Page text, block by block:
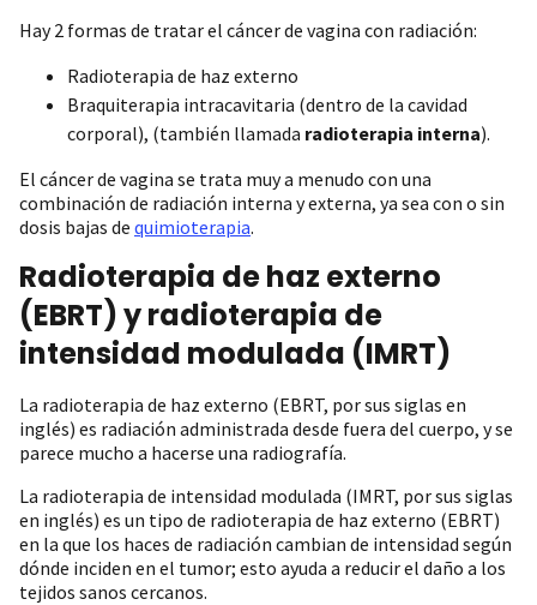
Hay 2 formas de tratar el cáncer de vagina con radiación:
Radioterapia de haz externo
Braquiterapia intracavitaria (dentro de la cavidad
corporal), (también llamada radioterapia interna).
El cáncer de vagina se trata muy a menudo con una
combinación de radiación interna y externa, ya sea con o sin
dosis bajas de quimioterapia.
Radioterapia de haz externo
(EBRT) y radioterapia de
intensidad modulada (IMRT)
La radioterapia de haz externo (EBRT, por sus siglas en
inglés) es radiación administrada desde fuera del cuerpo, y se
parece mucho a hacerse una radiografía.
La radioterapia de intensidad modulada (IMRT, por sus siglas
en inglés) es un tipo de radioterapia de haz externo (EBRT)
en la que los haces de radiación cambian de intensidad según
dónde inciden en el tumor; esto ayuda a reducir el daño a los
tejidos sanos cercanos.